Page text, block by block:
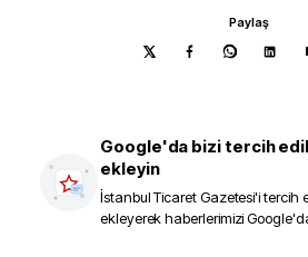
Paylaş
Google'da bizi tercih
ekleyin
İstanbul Ticaret Gazetesi'i tercih
ekleyerek haberlerimizi